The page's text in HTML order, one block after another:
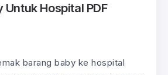
Hospital PDF
barang baby ke hospital